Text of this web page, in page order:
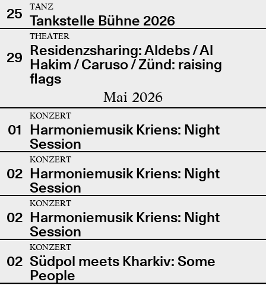
25
TANZ
Tankstelle Bühne 2026
29
THEATER
Residenzsharing: Aldebs / Al
Hakim / Caruso / Zünd: raising
flags
Mai 2026
01
KONZERT
Harmoniemusik Kriens: Night
Session
02
KONZERT
Harmoniemusik Kriens: Night
Session
02
KONZERT
Harmoniemusik Kriens: Night
Session
02
KONZERT
Südpol meets Kharkiv: Some
People